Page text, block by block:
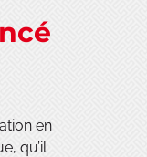
en
qu’il